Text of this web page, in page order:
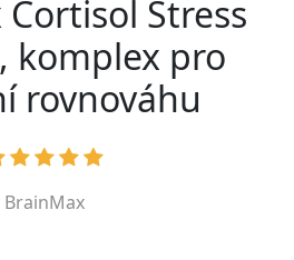
Stress
komplex pro
rovnováhu
BrainMax